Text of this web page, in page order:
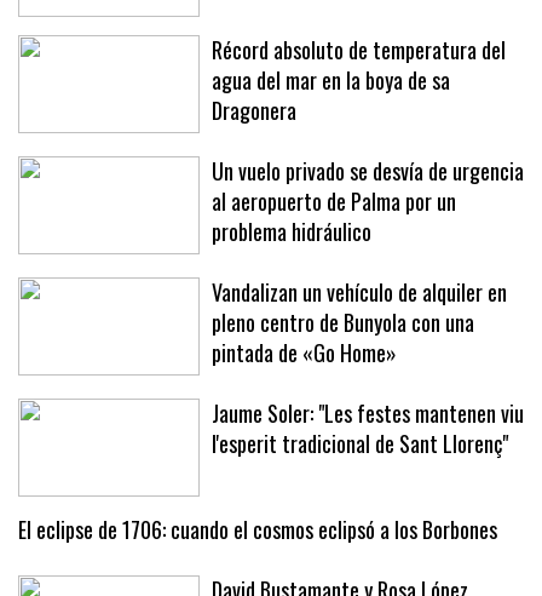
Récord absoluto de temperatura del
agua del mar en la boya de sa
Dragonera
Un vuelo privado se desvía de urgencia
al aeropuerto de Palma por un
problema hidráulico
Vandalizan un vehículo de alquiler en
pleno centro de Bunyola con una
pintada de «Go Home»
Jaume Soler: "Les festes mantenen viu
El eclipse de 1706: cuando el cosmos eclipsó a los Borbones